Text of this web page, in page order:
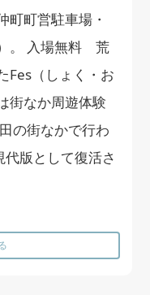
町町営駐車場・
。 入場無料 荒
（しょく・お
街なか周遊体験
の街なかで行わ
代版として復活さ